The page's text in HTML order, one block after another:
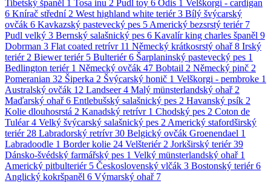
Tibetský španěl 1 Tosa inu 2 Pudl toy 6 Odis 1 Velškorgi - cardigan
6 Knírač střední 2 West highland white teriér 3 Bílý švýcarský
ovčák 6 Kavkazský pastevecký pes 5 Americký bezsrstý teriér 7
Pudl velký 3 Bernský salašnický pes 6 Kavalír king charles španěl 9
Dobrman 3 Flat coated retrívr 11 Německý krátkosrstý ohař 8 Irský
teriér 2 Biewer teriér 5 Bulteriér 6 Šarplaninský pastevecký pes 1
Bedlington teriér 1 Německý ovčák 47 Bobtail 2 Německý pinč 2
Pomeranian 32 Šiperka 2 Švýcarský honič 1 Velškorgi - pembroke 1
Australský ovčák 12 Landseer 4 Malý münsterlandský ohař 2
Maďarský ohař 6 Entlebušský salašnický pes 2 Havanský psík 2
Kolie dlouhosrstá 2 Kanadský retrívr 1 Chodský pes 2 Coton de
Tuléar 4 Velký švýcarský salašnický pes 2 Americký stafordširský
teriér 28 Labradorský retrívr 30 Belgický ovčák Groenendael 1
Labradoodle 1 Border kolie 24 Velšteriér 2 Jorkširský teriér 39
Dánsko-švédský farmářský pes 1 Velký münsterlandský ohař 1
Americký pitbulteriér 5 Československý vlčák 3 Bostonský teriér 6
Anglický kokršpaněl 6 Výmarský ohař 7